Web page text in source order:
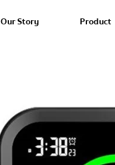
Our Story Product